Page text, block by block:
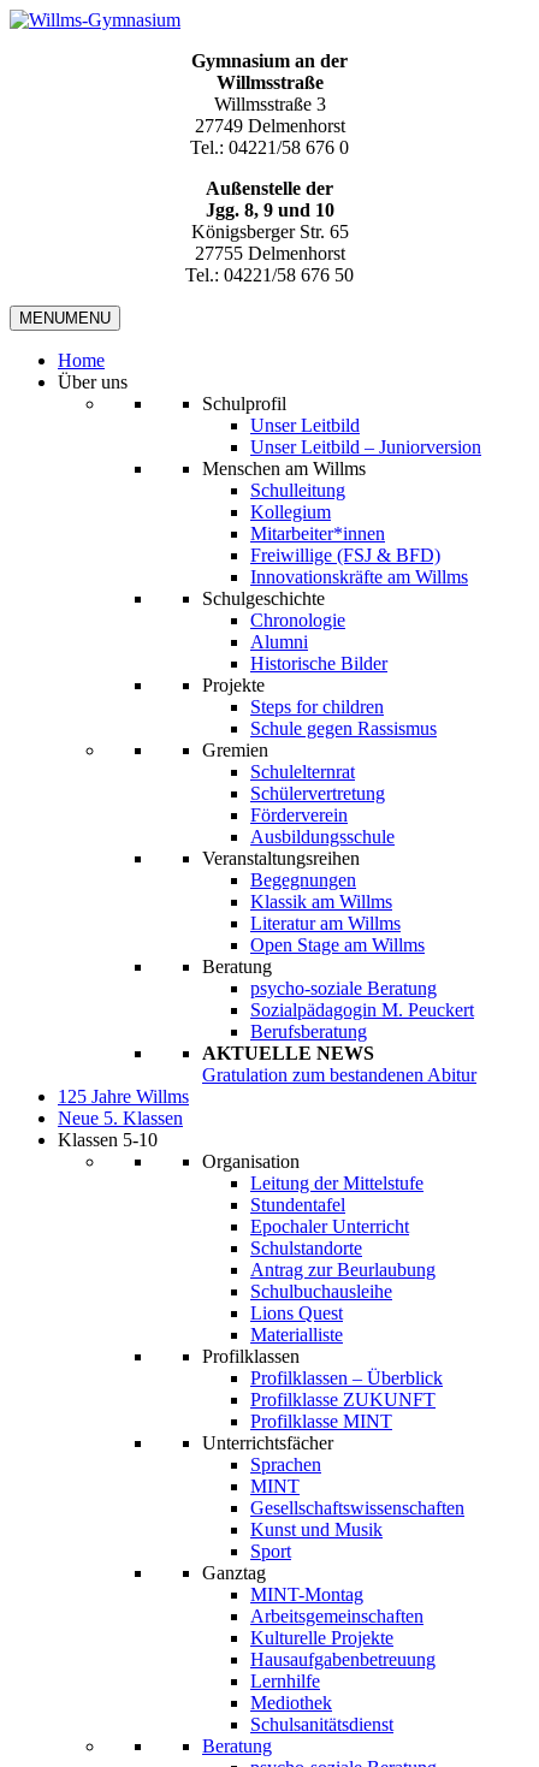
Gymnasium an der
Willmsstraße
Willmsstraße 3
27749 Delmenhorst
Tel.: 04221/58 676 0
Außenstelle der
Jgg. 8, 9 und 10
Königsberger Str. 65
27755 Delmenhorst
Tel.: 04221/58 676 50
MENUMENU
Home
Über uns
Schulprofil
Unser Leitbild
Unser Leitbild – Juniorversion
Menschen am Willms
Schulleitung
Kollegium
Mitarbeiter*innen
Freiwillige (FSJ & BFD)
Innovationskräfte am Willms
Schulgeschichte
Chronologie
Alumni
Historische Bilder
Projekte
Steps for children
Schule gegen Rassismus
Gremien
Schulelternrat
Schülervertretung
Förderverein
Ausbildungsschule
Veranstaltungsreihen
Begegnungen
Klassik am Willms
Literatur am Willms
Open Stage am Willms
Beratung
psycho-soziale Beratung
Sozialpädagogin M. Peuckert
Berufsberatung
AKTUELLE NEWS
Gratulation zum bestandenen Abitur
125 Jahre Willms
Neue 5. Klassen
Klassen 5-10
Organisation
Leitung der Mittelstufe
Stundentafel
Epochaler Unterricht
Schulstandorte
Antrag zur Beurlaubung
Schulbuchausleihe
Lions Quest
Materialliste
Profilklassen
Profilklassen – Überblick
Profilklasse ZUKUNFT
Profilklasse MINT
Unterrichtsfächer
Sprachen
MINT
Gesellschaftswissenschaften
Kunst und Musik
Sport
Ganztag
MINT-Montag
Arbeitsgemeinschaften
Kulturelle Projekte
Hausaufgabenbetreuung
Lernhilfe
Mediothek
Schulsanitätsdienst
Beratung